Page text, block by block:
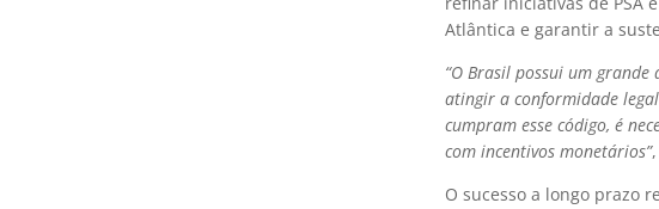
Atlântica e garantir a
“O Brasil possui um
atingir a conformidade
cumpram esse código, é
com incentivos monetários”
O sucesso a longo prazo